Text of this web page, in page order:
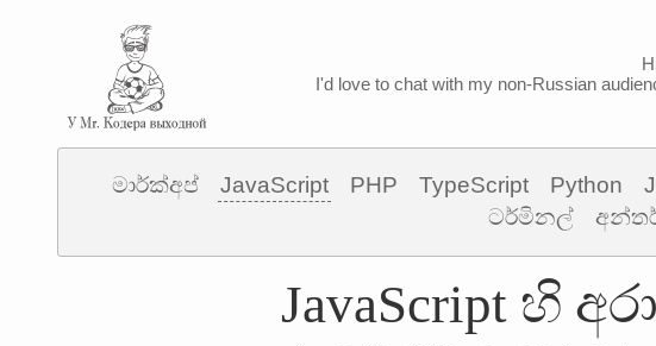
I'd love to chat with my non-Russian
මාර්ක්අප් JavaScript PHP TypeScript Python
ටර්මිනල්
JavaScript හි